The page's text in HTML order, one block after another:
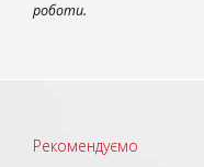
роботи.
Рекомендуємо